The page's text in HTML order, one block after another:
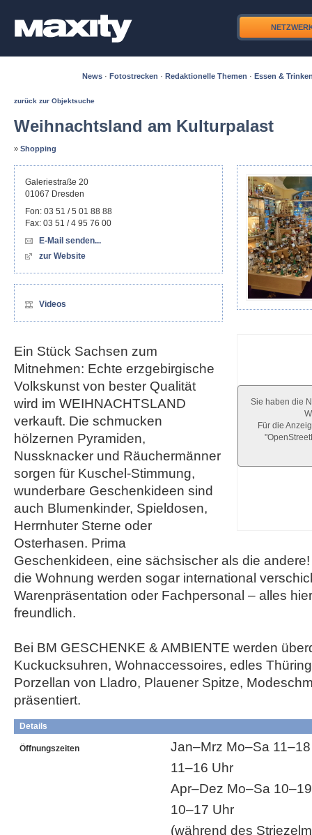
News · Fotostrecken · Redaktionelle Themen · Essen &
zurück zur Objektsuche
Weihnachtsland am Kulturpalast
» Shopping
Sie haben die
Für die
Galeriestraße 20
01067 Dresden
Fon: 03 51 / 5 01 88 88
Fax: 03 51 / 4 95 76 00
E-Mail senden...
zur Website
Videos
Ein Stück Sachsen zum
Mitnehmen: Echte erzgebirgische
Volkskunst von bester Qualität
wird im WEIHNACHTSLAND
verkauft. Die schmucken
hölzernen Pyramiden,
Nussknacker und Räuchermänner
sorgen für Kuschel-Stimmung,
wunderbare Geschenkideen sind
auch Blumenkinder, Spieldosen,
Herrnhuter Sterne oder
Osterhasen. Prima
Geschenkideen, eine sächsischer als die
die Wohnung werden sogar international
Warenpräsentation oder Fachpersonal – alles
freundlich.
Bei BM GESCHENKE & AMBIENTE werden
Kuckucksuhren, Wohnaccessoires, edles
Porzellan von Lladro, Plauener Spitze,
präsentiert.
Details
Öffnungszeiten
Jan–Mrz Mo–Sa
11–16 Uhr
Apr–Dez Mo–Sa
10–17 Uhr
(während des